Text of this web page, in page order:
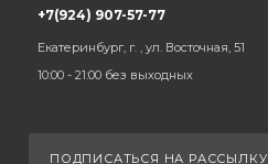
+7(924) 907-57-77
Екатеринбург, г. , ул. Восточная, 51
10:00 - 21:00 без выходных
ПОДПИСАТЬСЯ НА РАССЫЛКУ